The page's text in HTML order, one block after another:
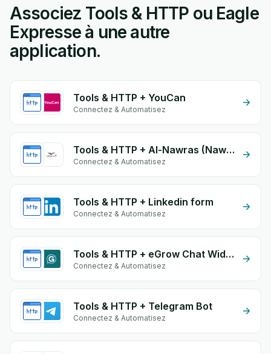
Associez Tools & HTTP ou Eagle
Expresse à une autre
application.
Tools & HTTP + YouCan
Connectez & Automatisez
Tools & HTTP + Al-Nawras (Nawris)
Connectez & Automatisez
Tools & HTTP + Linkedin form
Connectez & Automatisez
Tools & HTTP + eGrow Chat Widget
Connectez & Automatisez
Tools & HTTP + Telegram Bot
Connectez & Automatisez